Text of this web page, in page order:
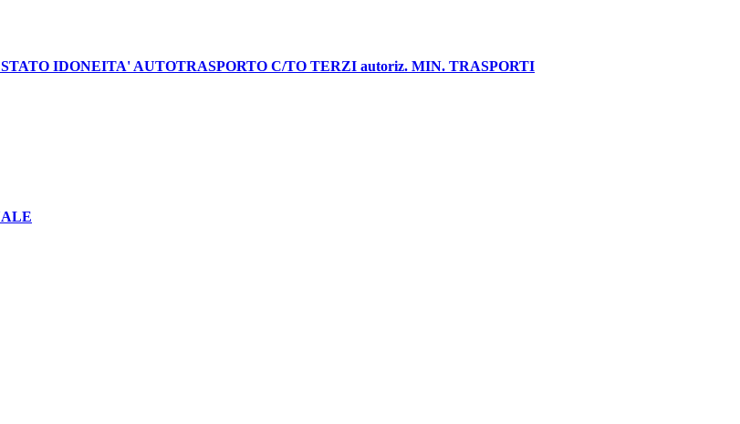
IDONEITA' AUTOTRASPORTO C/TO TERZI autoriz. MIN. TRASPORTI